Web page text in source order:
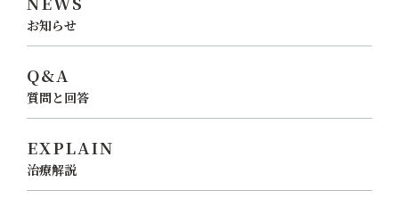
お知らせ
Q&A
質問と回答
EXPLAIN
治療解説